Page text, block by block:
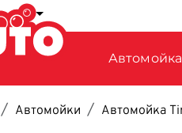
содержанию
RU
Автомойка
Автомойки Автомойка